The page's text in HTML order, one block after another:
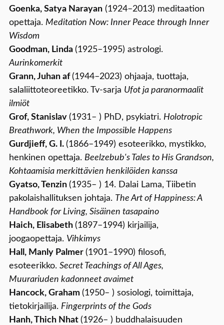
Goenka, Satya Narayan(1924–2013) meditaation
opettaja. Meditation Now: Inner Peace through Inner
Wisdom
Goodman, Linda (1925–1995) astrologi.
Aurinkomerkit
Grann, Juhan af(1944–2023) ohjaaja, tuottaja,
salaliittoteoreetikko. Tv-sarja Ufot ja paranormaalit
ilmiöt
Grof, Stanislav (1931– ) PhD, psykiatri. Holotropic
Breathwork, When the Impossible Happens
Gurdjieff, G. I. (1866–1949) esoteerikko, mystikko,
henkinen opettaja. Beelzebub's Tales to His Grandson,
Kohtaamisia merkittävien henkilöiden kanssa
Gyatso, Tenzin (1935– ) 14. Dalai Lama, Tiibetin
pakolaishallituksen johtaja. The Art of Happiness: A
Handbook for Living, Sisäinen tasapaino
Haich, Elisabeth (1897–1994) kirjailija,
joogaopettaja. Vihkimys
Hall, Manly Palmer (1901–1990) filosofi,
esoteerikko. Secret Teachings of All Ages,
Muurariuden kadonneet avaimet
Hancock, Graham (1950– ) sosiologi, toimittaja,
tietokirjailija. Fingerprints of the Gods
Hanh, Thich Nhat (1926– ) buddhalaisuuden